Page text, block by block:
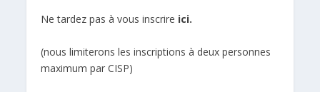
Ne tardez pas à vous inscrire ici.
(nous limiterons les inscriptions à deux personnes
maximum par CISP)